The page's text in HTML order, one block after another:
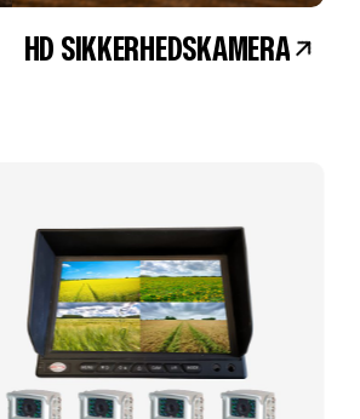
HD SIKKERHEDSKAMERA